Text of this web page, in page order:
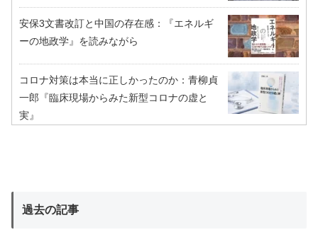
安保3文書改訂と中国の存在感：『エネルギ
ーの地政学』を読みながら
コロナ対策は本当に正しかったのか：青柳貞
一郎『臨床現場からみた新型コロナの虚と
実』
過去の記事